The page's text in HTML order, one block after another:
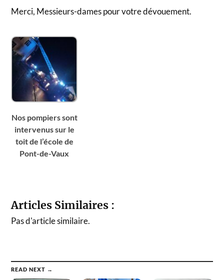
Merci, Messieurs-dames pour votre dévouement.
Nos pompiers sont
intervenus sur le
toit de l’école de
Pont-de-Vaux
Articles Similaires :
Pas d'article similaire.
READ NEXT →